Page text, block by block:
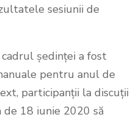
sesiunii de
ședinței a fost
pentru anul de
participanții la discuții
18 iunie 2020 să